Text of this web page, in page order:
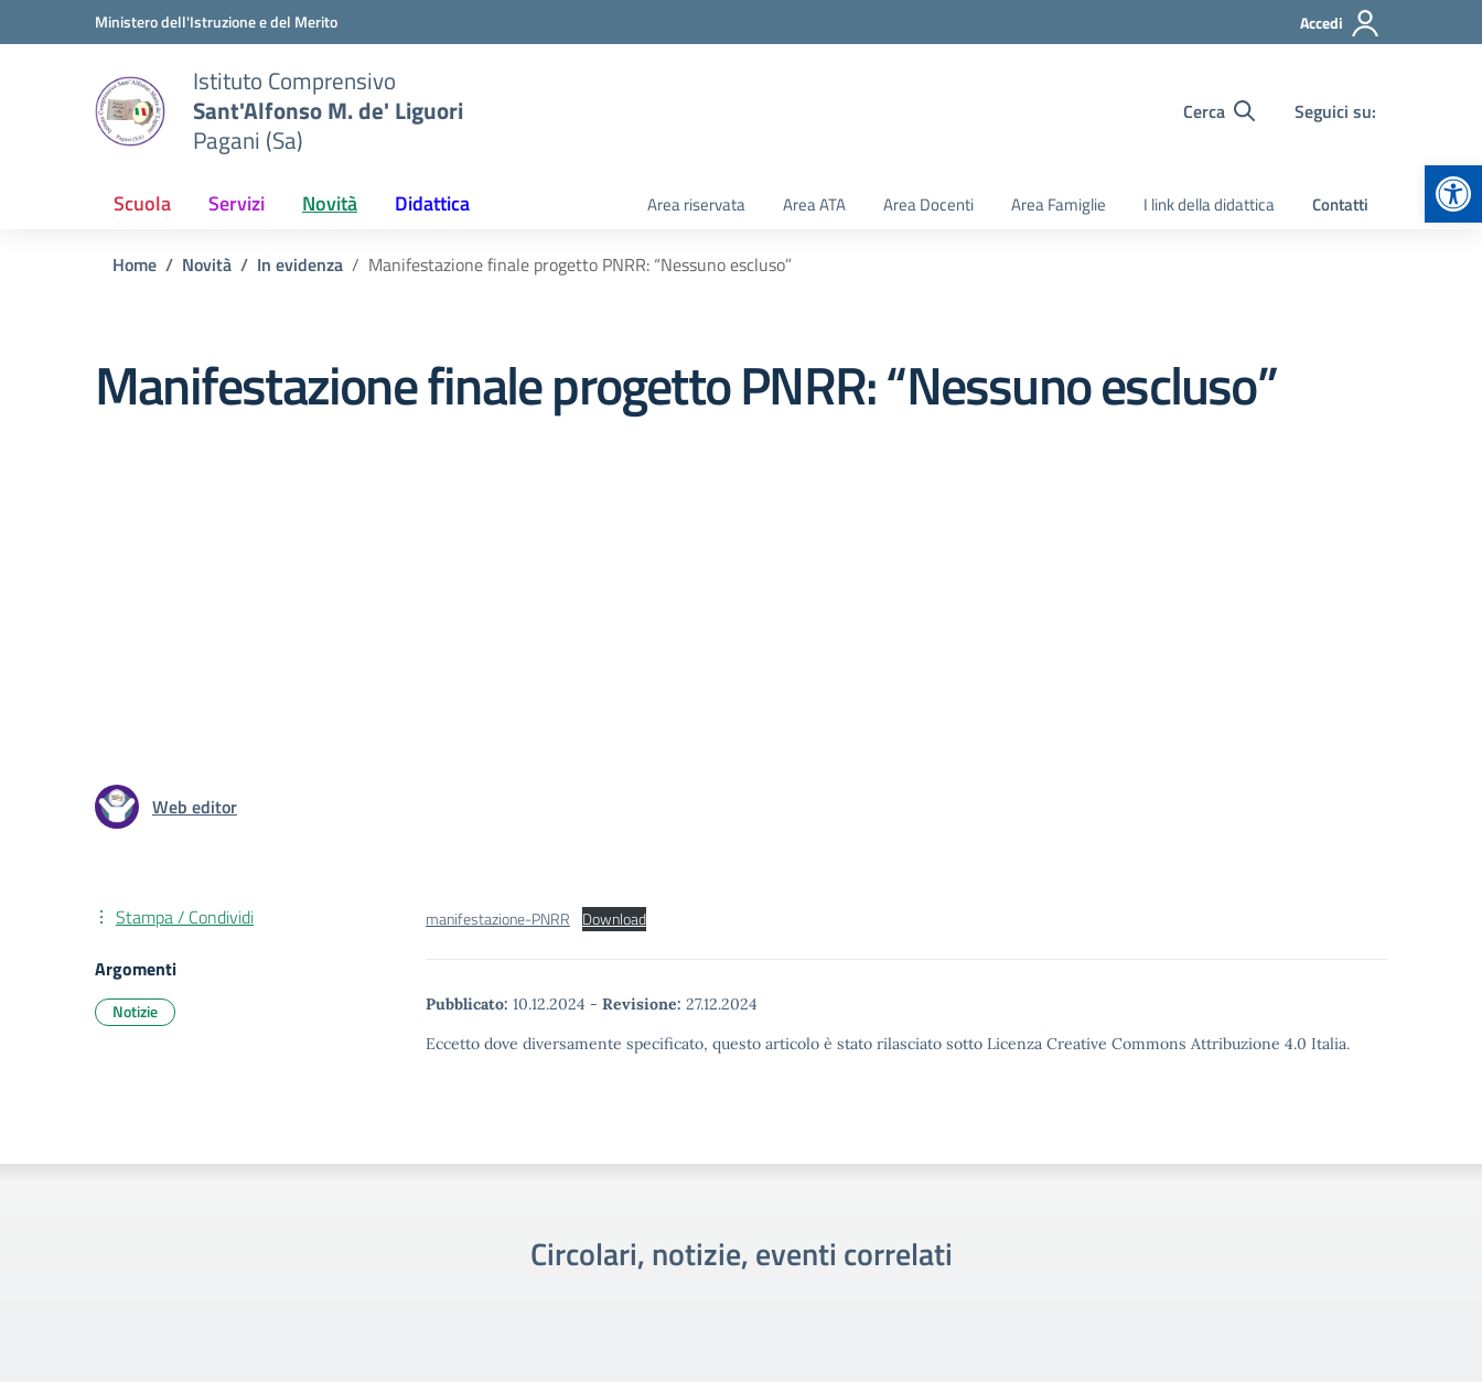
Vai ai contenuti
Vai al menu di navigazioneMinistero dell'Istruzione e del Merito Accedi
Istituto Comprensivo
Sant'Alfonso M. de' Liguori
Pagani (Sa)
Cerca Seguici su:
Scuola Servizi Novità Didattica Area riservata Area ATA Area Docenti Area Famiglie I link della didattica Contatti
Home Novità In evidenza Manifestazione finale progetto PNRR: “Nessuno escluso”
Manifestazione finale progetto PNRR: “Nessuno escluso”
Web editor
manifestazione-PNRR Download
Pubblicato: 10.12.2024 - Revisione: 27.12.2024
Eccetto dove diversamente specificato, questo articolo è stato rilasciato sotto Licenza Creative Commons Attribuzione 4.0 Italia.
Stampa / Condividi
Argomenti
Notizie
Circolari, notizie, eventi correlati